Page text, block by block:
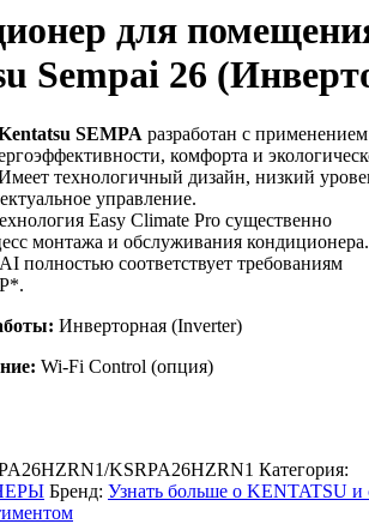
для
Sempai 26
SEMPA разработан с
комфорта и
технологичный дизайн, низкий
управление.
Easy Climate Pro существенно
монтажа и обслуживания кондиционера.
полностью соответствует требованиям
Инверторная (Inverter)
Wi-Fi Control (опция)
KSRPA26HZRN1 Категория:
Бренд: Узнать больше о KENTATSU и